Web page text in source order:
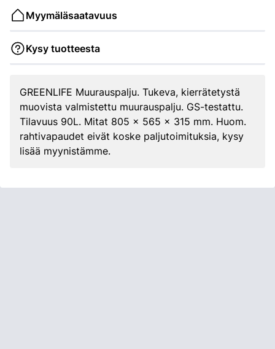
Myymäläsaatavuus
Kysy tuotteesta
GREENLIFE Muurauspalju. Tukeva, kierrätetystä
muovista valmistettu muurauspalju. GS-testattu.
Tilavuus 90L. Mitat 805 x 565 x 315 mm. Huom.
rahtivapaudet eivät koske paljutoimituksia, kysy
lisää myynistämme.